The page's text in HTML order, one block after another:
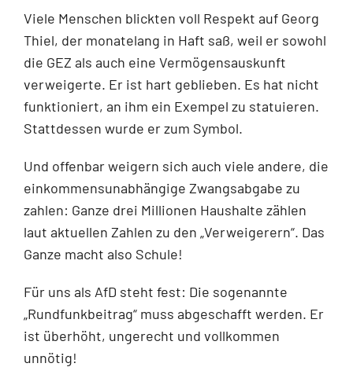
Viele Menschen blickten voll Respekt auf Georg
Thiel, der monatelang in Haft saß, weil er sowohl
die GEZ als auch eine Vermögensauskunft
verweigerte. Er ist hart geblieben. Es hat nicht
funktioniert, an ihm ein Exempel zu statuieren.
Stattdessen wurde er zum Symbol.
Und offenbar weigern sich auch viele andere, die
einkommensunabhängige Zwangsabgabe zu
zahlen: Ganze drei Millionen Haushalte zählen
laut aktuellen Zahlen zu den „Verweigerern“. Das
Ganze macht also Schule!
Für uns als AfD steht fest: Die sogenannte
„Rundfunkbeitrag“ muss abgeschafft werden. Er
ist überhöht, ungerecht und vollkommen
unnötig!